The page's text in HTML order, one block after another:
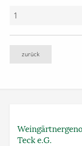
zurück
Teck e.G.